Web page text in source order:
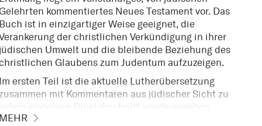
kommentiertes Neues Testament vor. Das
ist in einzigartiger Weise geeignet, die
der christlichen Verkündigung in ihrer
Umwelt und die bleibende Beziehung des
Glaubens zum Judentum aufzuzeigen.
ersten Teil ist die aktuelle Lutherübersetzung
mit Kommentaren aus jüdischer Sicht zu
einzelnen Bibelabschnitt wiedergegeben.
kommen 85 thematische Infoboxen, in denen